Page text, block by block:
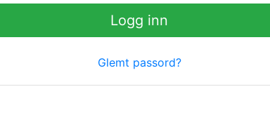
Logg inn
Glemt passord?